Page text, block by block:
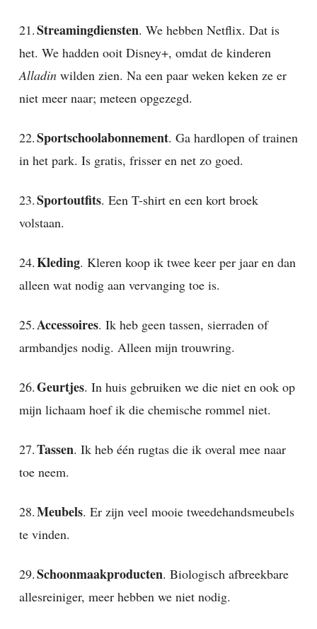
21.Streamingdiensten. We hebben Netflix. Dat is
het. We hadden ooit Disney+, omdat de kinderen
Alladin wilden zien. Na een paar weken keken ze er
niet meer naar; meteen opgezegd.
22.Sportschoolabonnement. Ga hardlopen of trainen
in het park. Is gratis, frisser en net zo goed.
23.Sportoutfits. Een T-shirt en een kort broek
volstaan.
24.Kleding. Kleren koop ik twee keer per jaar en dan
alleen wat nodig aan vervanging toe is.
25.Accessoires. Ik heb geen tassen, sierraden of
armbandjes nodig. Alleen mijn trouwring.
26.Geurtjes. In huis gebruiken we die niet en ook op
mijn lichaam hoef ik die chemische rommel niet.
27.Tassen. Ik heb één rugtas die ik overal mee naar
toe neem.
28.Meubels. Er zijn veel mooie tweedehandsmeubels
te vinden.
29.Schoonmaakproducten. Biologisch afbreekbare
allesreiniger, meer hebben we niet nodig.